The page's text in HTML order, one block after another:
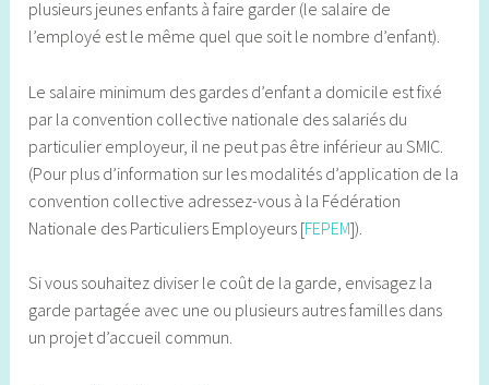
plusieurs jeunes enfants à faire garder (le salaire de
l’employé est le même quel que soit le nombre d’enfant).
Le salaire minimum des gardes d’enfant a domicile est fixé
par la convention collective nationale des salariés du
particulier employeur, il ne peut pas être inférieur au SMIC.
(Pour plus d’information sur les modalités d’application de la
convention collective adressez-vous à la Fédération
Nationale des Particuliers Employeurs [FEPEM]).
Si vous souhaitez diviser le coût de la garde, envisagez la
garde partagée avec une ou plusieurs autres familles dans
un projet d’accueil commun.